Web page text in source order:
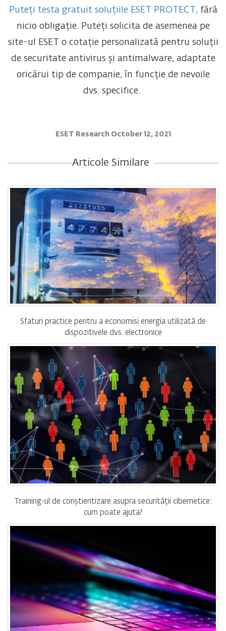
Puteți testa gratuit soluțiile ESET PROTECT,fără
nicio obligație. Puteți solicita de asemenea pe
site-ul ESET o cotație personalizată pentru soluții
de securitate antivirus și antimalware, adaptate
oricărui tip de companie, în funcție de nevoile
dvs. specifice.
ESET Research October 12, 2021
Articole Similare
Sfaturi practice pentru a economisi energia utilizată de
dispozitivele dvs. electronice
Training-ul de conștientizare asupra securității cibernetice:
cum poate ajuta?